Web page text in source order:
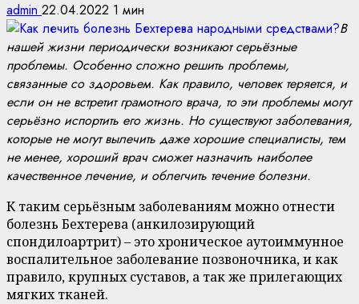
admin 22.04.2022 1 мин
В
нашей жизни периодически возникают серьёзные
проблемы. Особенно сложно решить проблемы,
связанные со здоровьем. Как правило, человек теряется, и
если он не встретит грамотного врача, то эти проблемы могут
серьёзно испортить его жизнь. Но существуют заболевания,
которые не могут вылечить даже хорошие специалисты, тем
не менее, хороший врач сможет назначить наиболее
качественное лечение, и облегчить течение болезни.
К таким серьёзным заболеваниям можно отнести
болезнь Бехтерева (анкилозирующий
спондилоартрит) – это хроническое аутоиммунное
воспалительное заболевание позвоночника, и как
правило, крупных суставов, а так же прилегающих
мягких тканей.